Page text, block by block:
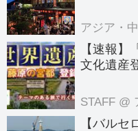
アジア・
【速報
文化遺産
のテーマ
STAFF @
【バル